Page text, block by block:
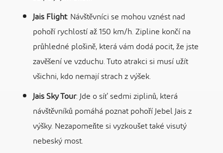
Jais Flight: Návštěvníci se mohou vznést nad
pohoří rychlostí až 150 km/h. Zipline končí na
průhledné plošině, která vám dodá pocit, že jste
zavěšení ve vzduchu. Tuto atrakci si musí užít
všichni, kdo nemají strach z výšek.
Jais Sky Tour: Jde o síť sedmi ziplinů, která
návštěvníků pomáhá poznat pohoří Jebel Jais z
výšky. Nezapomeňte si vyzkoušet také visutý
nebeský most.